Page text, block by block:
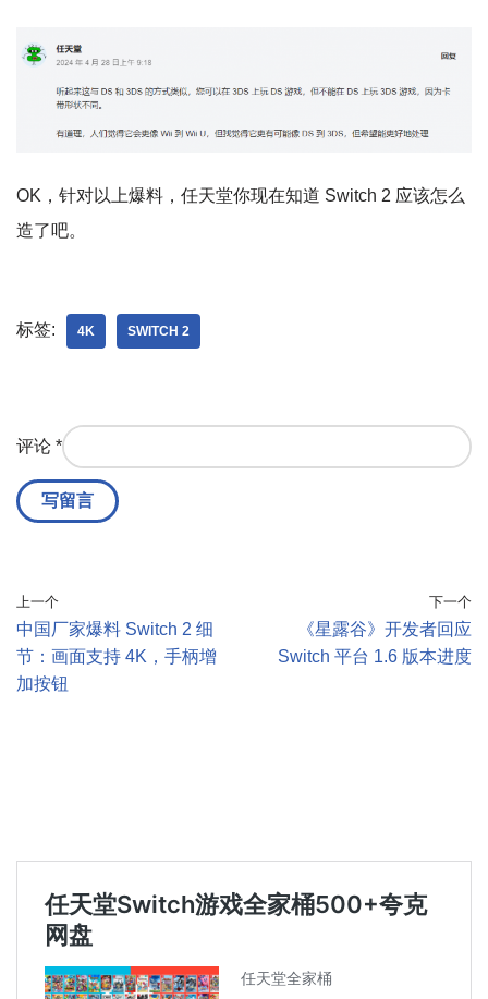
OK，针对以上爆料，任天堂你现在知道 Switch 2 应该怎么
造了吧。
标签: 4K SWITCH 2
评论 *
上一个
中国厂家爆料 Switch 2 细
节：画面支持 4K，手柄增
加按钮
下一个
《星露谷》开发者回应
Switch 平台 1.6 版本进度